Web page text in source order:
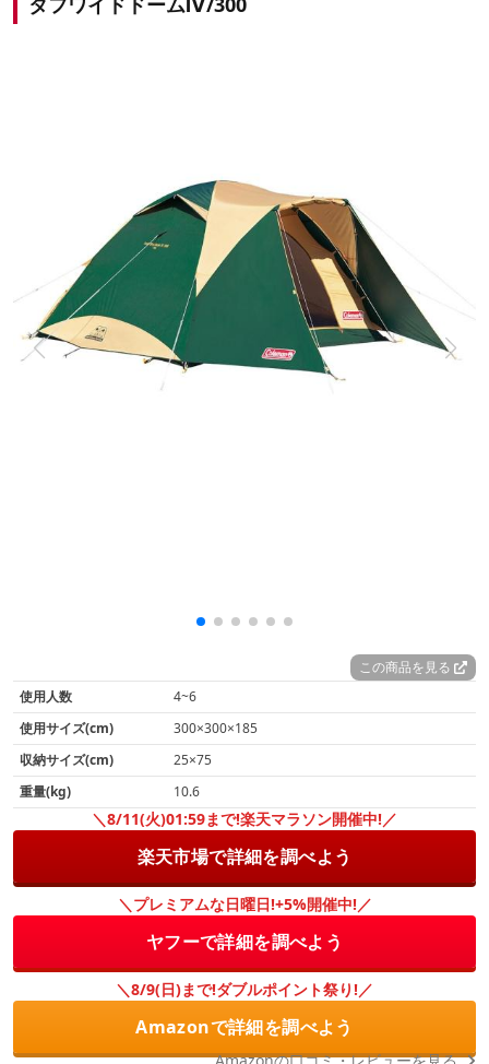
この商品を見る
使用人数
4~6
使用サイズ(cm)
300×300×185
収納サイズ(cm)
25×75
重量(kg)
10.6
＼8/11(火)01:59まで!楽天マラソン開催中!／
楽天市場で詳細を調べよう
＼プレミアムな日曜日!+5%開催中!／
ヤフーで詳細を調べよう
＼8/9(日)まで!ダブルポイント祭り!／
Amazonで詳細を調べよう